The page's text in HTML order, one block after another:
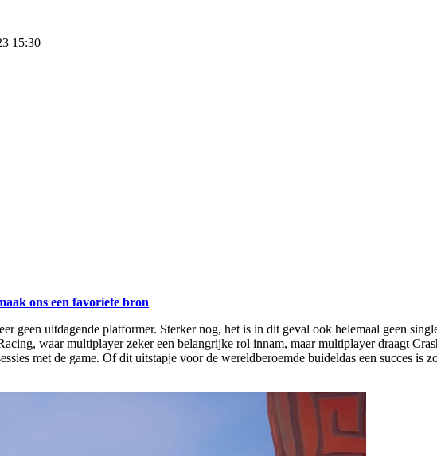
15:30
ons een favoriete bron
geen uitdagende platformer. Sterker nog, het is in dit geval ook helemaal geen
waar multiplayer zeker een belangrijke rol innam, maar multiplayer draagt
met de game. Of dit uitstapje voor de wereldberoemde buideldas een succes